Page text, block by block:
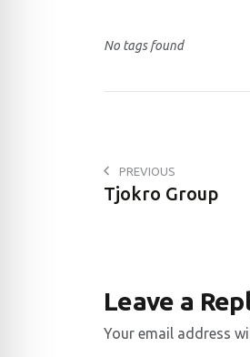
t
No tags found
PREVIOUS
Tjokro Group
Leave a
Your email address